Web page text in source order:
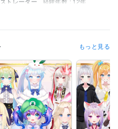
クターモデラー
賞 講談社漫画サイトTwitterにて
イラストとLive2D制作
クターデザイン live2
表情差分
もっと見る